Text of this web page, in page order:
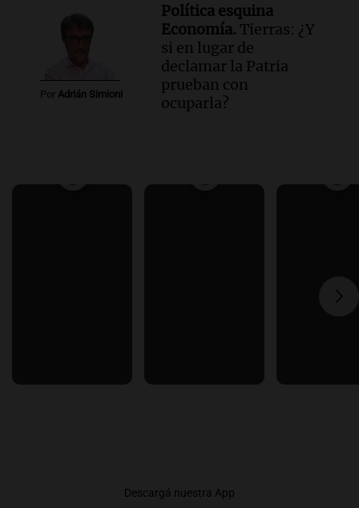
Por Adrián Simioni
Política esquina
Economía. Tierras: ¿Y
si en lugar de
declamar la Patria
prueban con
ocuparla?
Descargá nuestra App